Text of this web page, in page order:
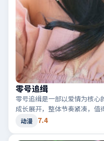
零号追缉
零号追缉是一部以爱情为核
成长展开，整体节奏紧凑，值
动漫 7.4